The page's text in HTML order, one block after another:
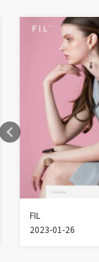
FIL
2023-01-26